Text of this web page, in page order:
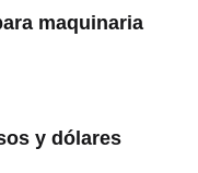
maquinaria
y dólares